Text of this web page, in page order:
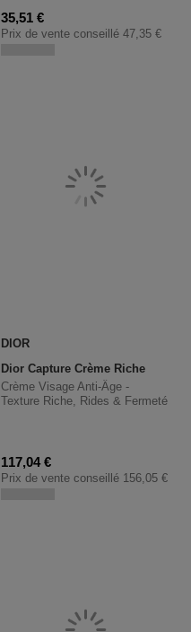
Prix promotionnel
35,51 €
Prix de vente conseillé 47,35 €
DIOR
Dior Capture Crème Riche
Crème Visage Anti-Âge -
Texture Riche, Rides & Fermeté
Prix promotionnel
117,04 €
Prix de vente conseillé 156,05 €